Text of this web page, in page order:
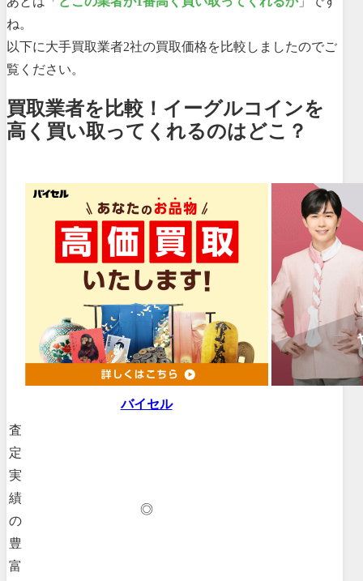
ね。
以下に大手買取業者2社の買取価格を比較しましたのでご
覧ください。
買取業者を比較！イーグルコインを
高く買い取ってくれるのはどこ？
バイセル
査
定
実
績
の
豊
富
◎